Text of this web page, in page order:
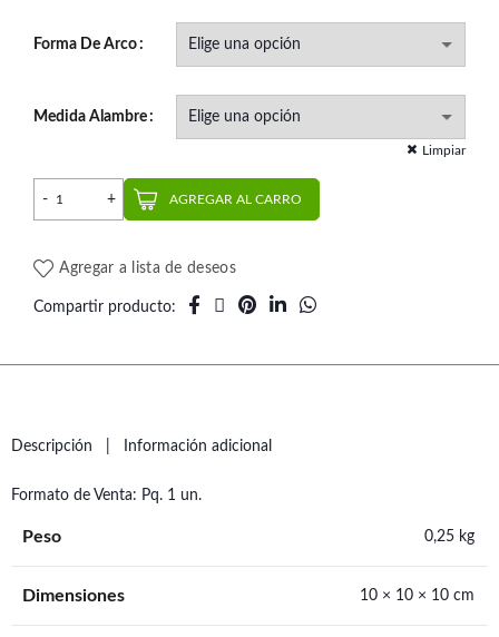
Forma De Arco
Medida Alambre
Limpiar
Arco Niti NT3 Rectangular (1 un.) | AO cantidad
AGREGAR AL CARRO
Agregar a lista de deseos
Compartir producto
Descripción Información adicional
Formato de Venta: Pq. 1 un.
Peso 0,25 kg
Dimensiones 10 × 10 × 10 cm